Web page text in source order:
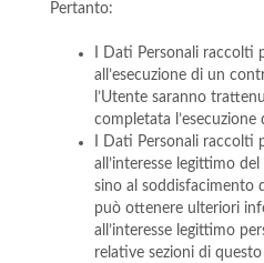
Pertanto:
I Dati Personali raccolti
all’esecuzione di un
l’Utente saranno
completata
I Dati Personali raccolti
all’interesse legittimo
sino al soddisfacimento
può ottenere ulteriori
all’interesse legittimo
relative sezioni di